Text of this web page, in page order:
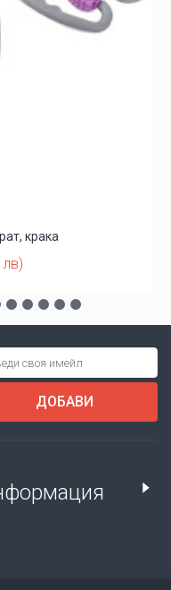
крака
ДОБАВИ